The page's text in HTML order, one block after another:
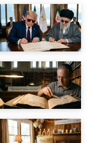
צריך לומר
תורה מהרב
שבת וחג